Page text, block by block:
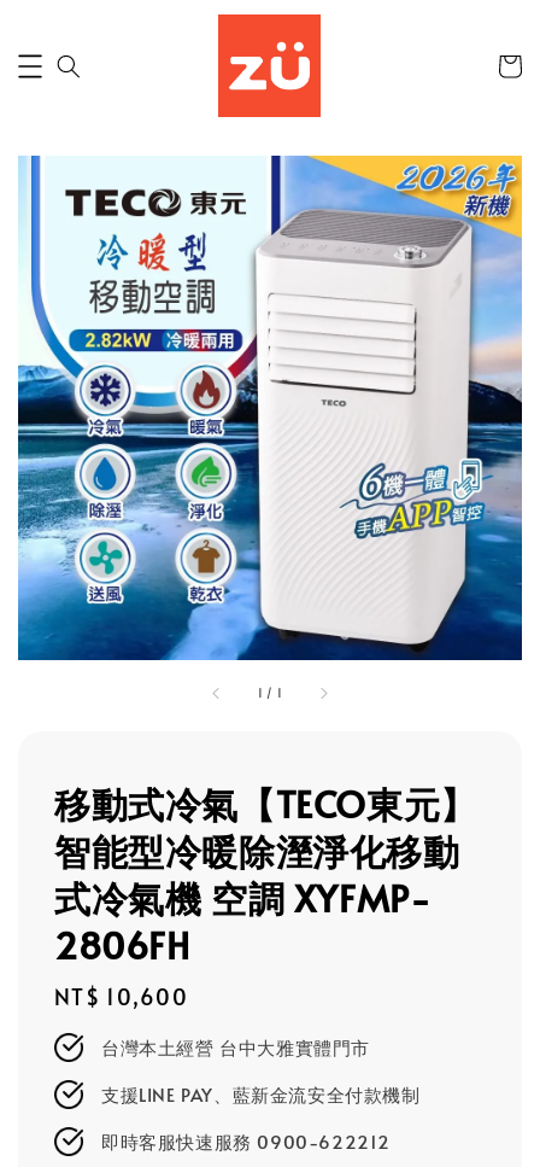
1 / 1
移動式冷氣【TECO東元】
智能型冷暖除溼淨化移動
式冷氣機 空調 XYFMP-
2806FH
Regular
price
NT$ 10,600
台灣本土經營 台中大雅實體門市
支援LINE PAY、藍新金流安全付款機制
即時客服快速服務 0900-622212